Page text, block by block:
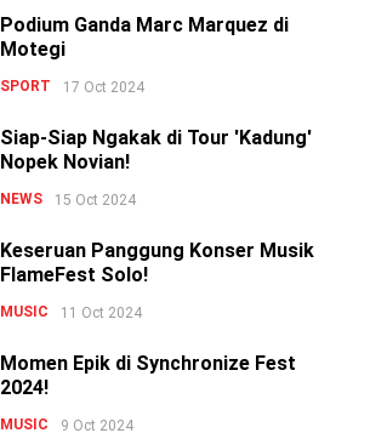
Podium Ganda Marc Marquez di
Motegi
SPORT 17 Oct 2024
Siap-Siap Ngakak di Tour 'Kadung'
Nopek Novian!
NEWS 15 Oct 2024
Keseruan Panggung Konser Musik
FlameFest Solo!
MUSIC 11 Oct 2024
Momen Epik di Synchronize Fest
2024!
MUSIC 9 Oct 2024